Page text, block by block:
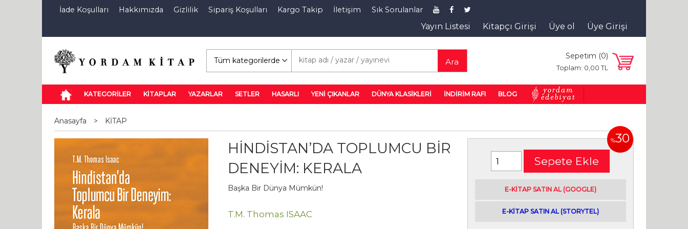
İade Koşulları Hakkımızda Gizlilik Sipariş Koşulları Kargo Takip İletişim Sık Sorulanlar
Yayın Listesi Kitapçı Girişi Üye ol Üye Girişi
Ara
Sepetim (0)
Toplam: 0,00 TL
KATEGORİLER KİTAPLAR YAZARLAR SETLER HASARLI YENİ ÇIKANLAR DÜNYA KLASİKLERİ İNDİRİM RAFI BLOG
Anasayfa > KİTAP
HİNDİSTAN’DA TOPLUMCU BİR
DENEYİM: KERALA
Başka Bir Dünya Mümkün!
T.M. Thomas ISAAC
%30
Sepete Ekle
E-KİTAP SATIN AL (GOOGLE)
E-KİTAP SATIN AL (STORYTEL)